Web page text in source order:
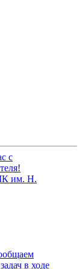
с
им. Н.
в ходе